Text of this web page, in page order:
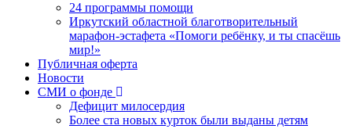
24 программы помощи
Иркутский областной благотворительный
марафон-эстафета «Помоги ребёнку, и ты спасёшь
мир!»
Публичная оферта
Новости
СМИ о фонде
Дефицит милосердия
Более ста новых курток были выданы детям